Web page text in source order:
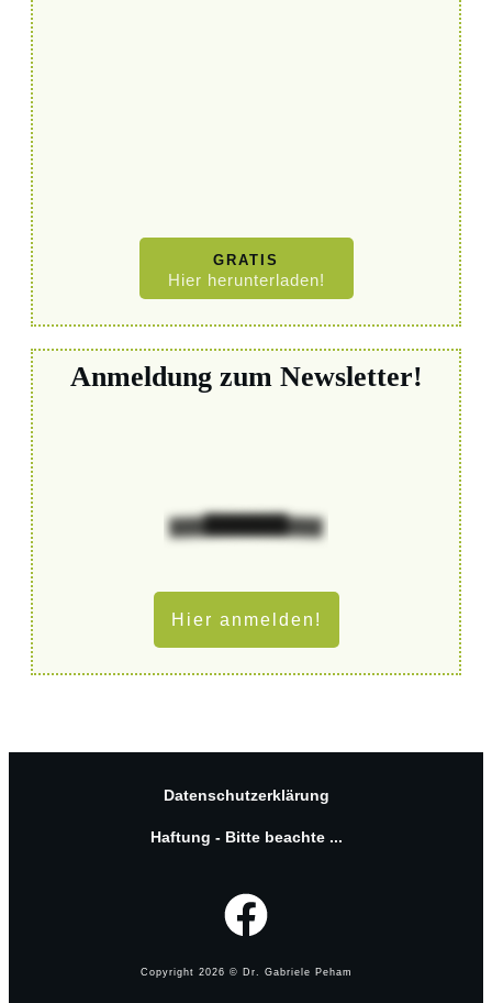
GRATIS
Hier herunterladen!
Anmeldung zum Newsletter!
Hier anmelden!
Datenschutzerklärung
Haftung - Bitte beachte ...
Copyright 2026 © Dr. Gabriele Peham